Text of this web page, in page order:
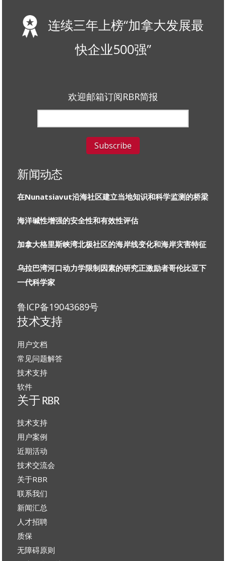
连续三年上榜“加拿大发展最
快企业500强”
欢迎邮箱订阅RBR简报
新闻动态
在Nunatsiavut沿海社区建立当地知识和科学监测的桥梁
海洋碱性增强的安全性和有效性评估
加拿大格里斯峡湾北极社区的海岸线变化和海岸灾害特征
乌拉巴湾河口动力学限制因素的研究正激励者哥伦比亚下
一代科学家
鲁ICP备19043689号
技术支持
用户文档
常见问题解答
技术支持
软件
关于 RBR
技术支持
用户案例
近期活动
技术交流会
关于RBR
联系我们
新闻汇总
人才招聘
质保
无障碍原则